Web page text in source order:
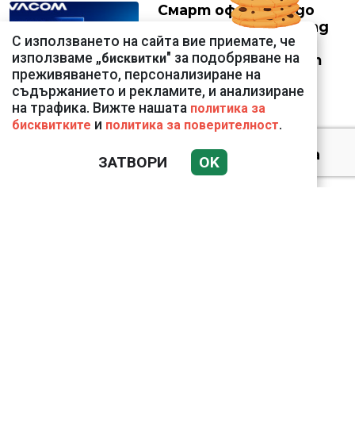
Смарт оферти с до
90% отстъпка за над
150 устройства от
Vivacom през август
Датската принцеса
Изабела влезе в
С използването на сайта вие приемате, че
използваме „бисквитки" за подобряване на
преживяването, персонализиране на
съдържанието и рекламите, и анализиране
на трафика. Вижте нашата политика за
бисквитките и политика за поверителност.
ЗАТВОРИ OK